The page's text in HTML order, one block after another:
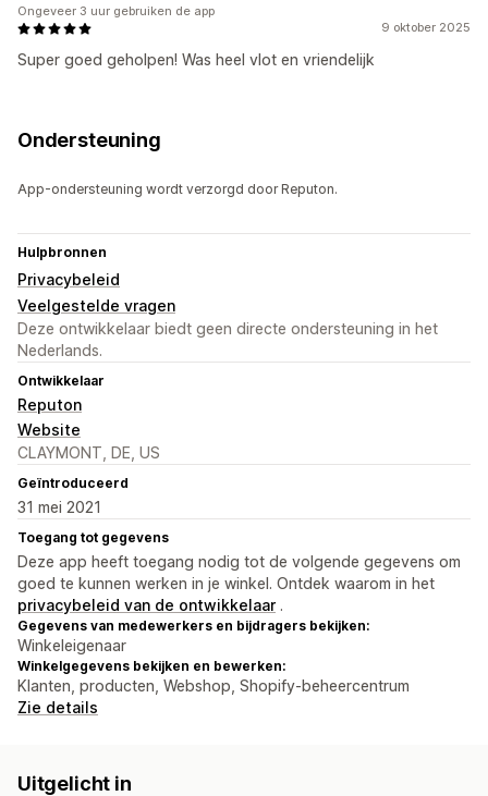
9 oktober 2025
Super goed geholpen! Was heel vlot en vriendelijk
Ongeveer 3 uur gebruiken de app
Ondersteuning
App-ondersteuning wordt verzorgd door Reputon.
Hulpbronnen
Privacybeleid
Veelgestelde vragen
Deze ontwikkelaar biedt geen directe ondersteuning in het
Nederlands.
Ontwikkelaar
Reputon
Website
CLAYMONT, DE, US
Geïntroduceerd
31 mei 2021
Toegang tot gegevens
Deze app heeft toegang nodig tot de volgende gegevens om
goed te kunnen werken in je winkel. Ontdek waarom in het
privacybeleid van de ontwikkelaar .
Gegevens van medewerkers en bijdragers bekijken:
Winkeleigenaar
Winkelgegevens bekijken en bewerken:
Klanten, producten, Webshop, Shopify-beheercentrum
Zie details
Uitgelicht in